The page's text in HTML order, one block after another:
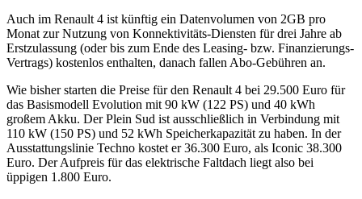
Auch im Renault 4 ist künftig ein Datenvolumen von 2GB pro
Monat zur Nutzung von Konnektivitäts-Diensten für drei Jahre ab
Erstzulassung (oder bis zum Ende des Leasing- bzw. Finanzierungs-
Vertrags) kostenlos enthalten, danach fallen Abo-Gebühren an.
Wie bisher starten die Preise für den Renault 4 bei 29.500 Euro für
das Basismodell Evolution mit 90 kW (122 PS) und 40 kWh
großem Akku. Der Plein Sud ist ausschließlich in Verbindung mit
110 kW (150 PS) und 52 kWh Speicherkapazität zu haben. In der
Ausstattungslinie Techno kostet er 36.300 Euro, als Iconic 38.300
Euro. Der Aufpreis für das elektrische Faltdach liegt also bei
üppigen 1.800 Euro.